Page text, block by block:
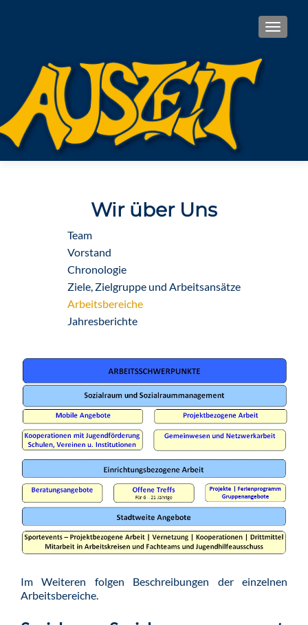
Wir über Uns
Team
Vorstand
Chronologie
Ziele, Zielgruppe und Arbeitsansätze
Arbeitsbereiche
Jahresberichte
Im Weiteren folgen Beschreibungen der einzelnen
Arbeitsbereiche.